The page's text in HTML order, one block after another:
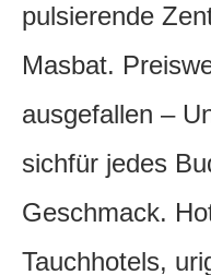
pulsierende
Masbat.
ausgefallen –
sichfür jedes
Geschmack.
Tauchhotels,